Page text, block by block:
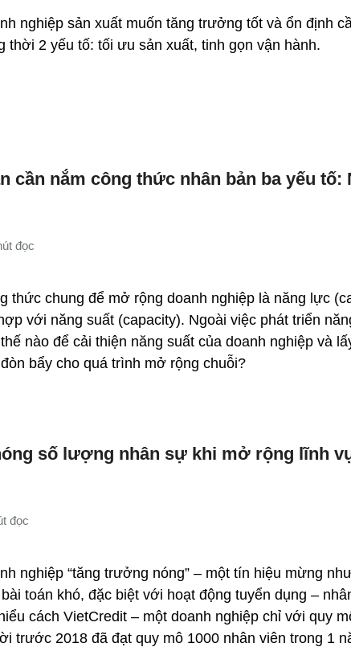
nghiệp sản xuất muốn tăng trưởng tốt và ổn định
thời 2 yếu tố: tối ưu sản xuất, tinh gọn vận hành.
cần nắm công thức nhân bản ba yếu tố:
thức chung để mở rộng doanh nghiệp là năng lực
với năng suất (capacity). Ngoài việc phát triển
thế nào để cải thiện năng suất của doanh nghiệp và
đòn bẩy cho quá trình mở rộng chuỗi?
số lượng nhân sự khi mở rộng lĩnh
nghiệp “tăng trưởng nóng” – một tín hiệu mừng
toán khó, đặc biệt với hoạt động tuyển dụng –
cách VietCredit – một doanh nghiệp chỉ với quy
trước 2018 đã đạt quy mô 1000 nhân viên trong 1